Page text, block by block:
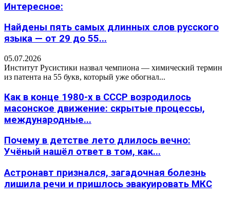
Интересное:
Найдены пять самых длинных слов русского
языка — от 29 до 55...
05.07.2026
Институт Русистики назвал чемпиона — химический термин
из патента на 55 букв, который уже обогнал...
Как в конце 1980-х в СССР возродилось
масонское движение: скрытые процессы,
международные...
Почему в детстве лето длилось вечно:
Учёный нашёл ответ в том, как...
Астронавт признался, загадочная болезнь
лишила речи и пришлось эвакуировать МКС